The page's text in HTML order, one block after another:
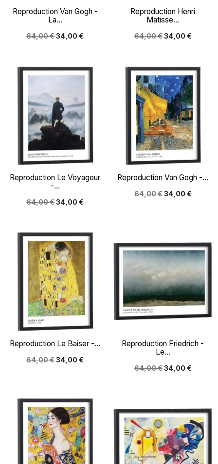
Reproduction Van Gogh -
La...
64,00 €34,00 €
Reproduction Henri
Matisse...
64,00 €34,00 €
Reproduction Le Voyageur
-...
64,00 €34,00 €
Reproduction Van Gogh -...
64,00 €34,00 €
Reproduction Le Baiser -...
64,00 €34,00 €
Reproduction Friedrich -
Le...
64,00 €34,00 €